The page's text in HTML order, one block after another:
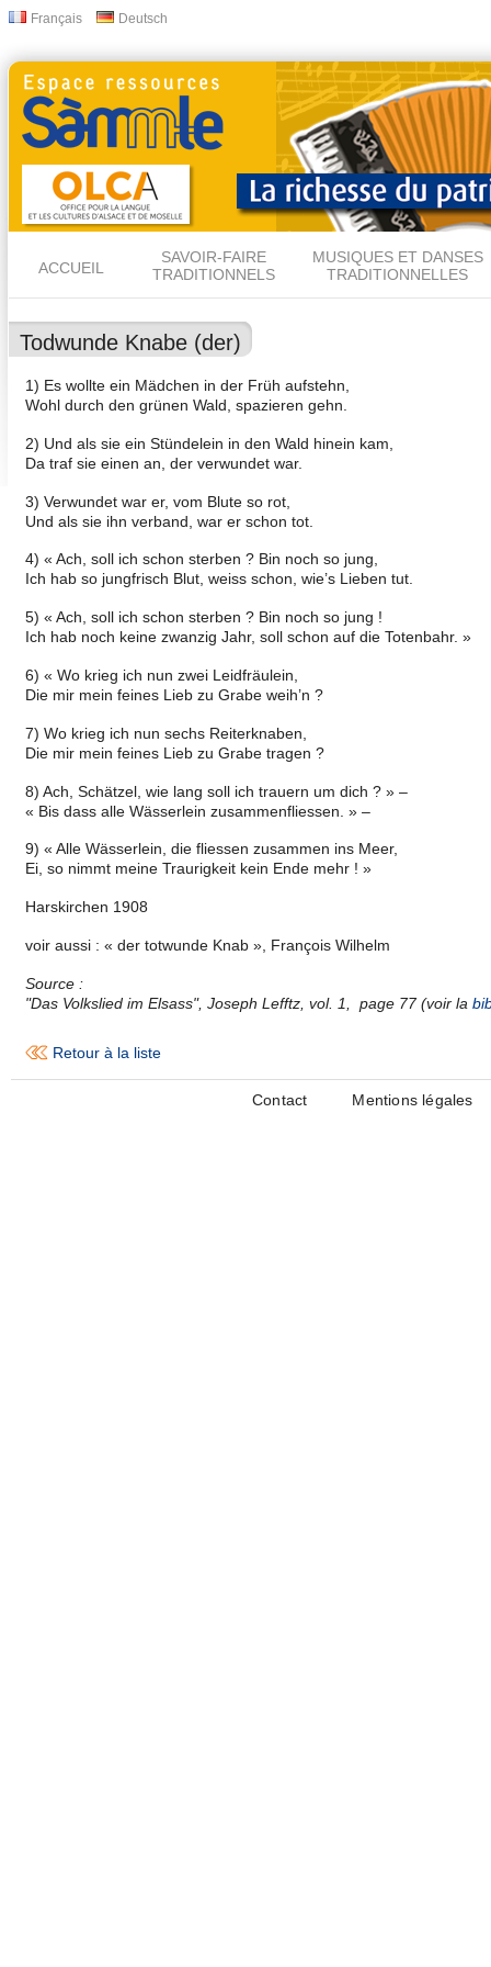
Français Deutsch
ACCUEIL
SAVOIR-FAIRE
TRADITIONNELS
MUSIQUES ET DANSES
TRADITIONNELLES
Todwunde Knabe (der)
1) Es wollte ein Mädchen in der Früh aufstehn,
Wohl durch den grünen Wald, spazieren gehn.
2) Und als sie ein Stündelein in den Wald hinein kam,
Da traf sie einen an, der verwundet war.
3) Verwundet war er, vom Blute so rot,
Und als sie ihn verband, war er schon tot.
4) « Ach, soll ich schon sterben ? Bin noch so jung,
Ich hab so jungfrisch Blut, weiss schon, wie’s Lieben tut.
5) « Ach, soll ich schon sterben ? Bin noch so jung !
Ich hab noch keine zwanzig Jahr, soll schon auf die Totenbahr. »
6) « Wo krieg ich nun zwei Leidfräulein,
Die mir mein feines Lieb zu Grabe weih’n ?
7) Wo krieg ich nun sechs Reiterknaben,
Die mir mein feines Lieb zu Grabe tragen ?
8) Ach, Schätzel, wie lang soll ich trauern um dich ? » –
« Bis dass alle Wässerlein zusammenfliessen. » –
9) « Alle Wässerlein, die fliessen zusammen ins Meer,
Ei, so nimmt meine Traurigkeit kein Ende mehr ! »
Harskirchen 1908
voir aussi : « der totwunde Knab », François Wilhelm
Source :
"Das Volkslied im Elsass", Joseph Lefftz, vol. 1, page 77 (voir la
Retour à la liste
Contact Mentions légales